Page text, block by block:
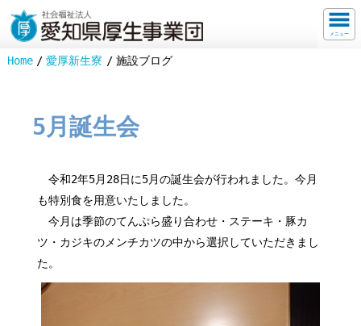
メニュー
Home 愛厚新生寮 施設ブログ
5月誕生会
令和2年5月28日に5月の誕生会が行われました。今月
も特別食を用意いたしました。
今月は季節のてんぷら盛り合わせ・ステーキ・豚カ
ツ・カジキのメンチカツの中から選択していただきまし
た。